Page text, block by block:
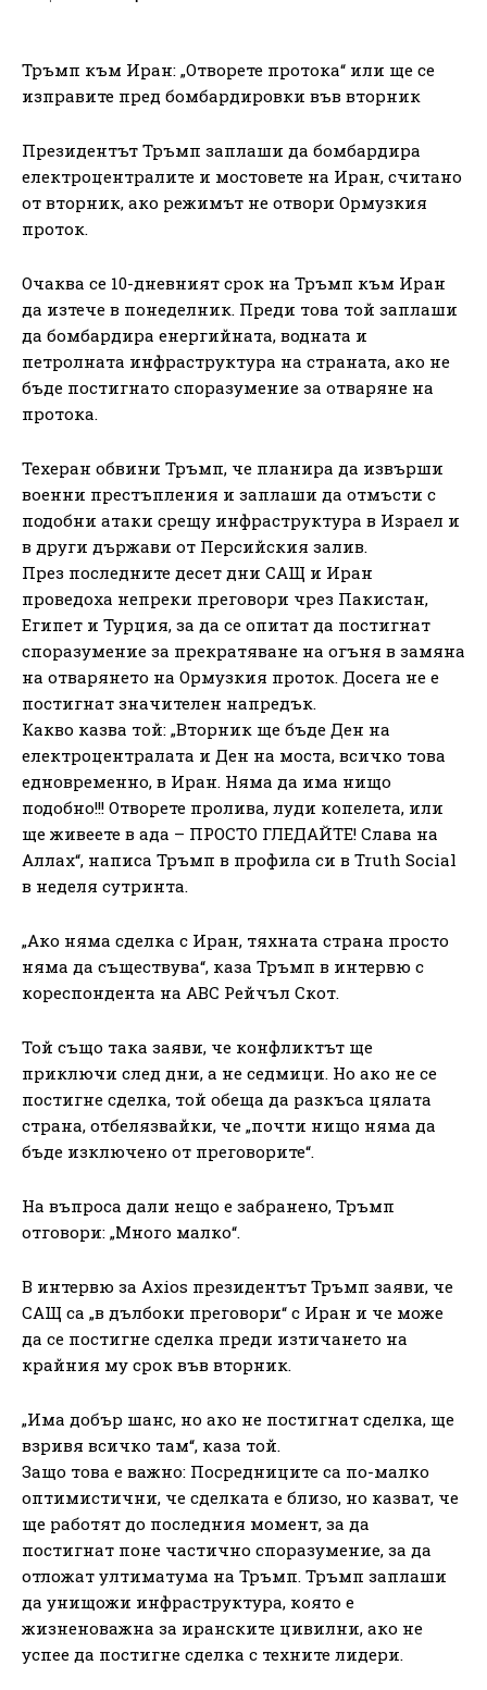
Тръмп към Иран: „Отворете протока“ или ще се
изправите пред бомбардировки във вторник
Президентът Тръмп заплаши да бомбардира
електроцентралите и мостовете на Иран, считано
от вторник, ако режимът не отвори Ормузкия
проток.
Очаква се 10-дневният срок на Тръмп към Иран
да изтече в понеделник. Преди това той заплаши
да бомбардира енергийната, водната и
петролната инфраструктура на страната, ако не
бъде постигнато споразумение за отваряне на
протока.
Техеран обвини Тръмп, че планира да извърши
военни престъпления и заплаши да отмъсти с
подобни атаки срещу инфраструктура в Израел и
в други държави от Персийския залив.
През последните десет дни САЩ и Иран
проведоха непреки преговори чрез Пакистан,
Египет и Турция, за да се опитат да постигнат
споразумение за прекратяване на огъня в замяна
на отварянето на Ормузкия проток. Досега не е
постигнат значителен напредък.
Какво казва той: „Вторник ще бъде Ден на
електроцентралата и Ден на моста, всичко това
едновременно, в Иран. Няма да има нищо
подобно!!! Отворете пролива, луди копелета, или
ще живеете в ада – ПРОСТО ГЛЕДАЙТЕ! Слава на
Аллах“, написа Тръмп в профила си в Truth Social
в неделя сутринта.
„Ако няма сделка с Иран, тяхната страна просто
няма да съществува“, каза Тръмп в интервю с
кореспондента на ABC Рейчъл Скот.
Той също така заяви, че конфликтът ще
приключи след дни, а не седмици. Но ако не се
постигне сделка, той обеща да разкъса цялата
страна, отбелязвайки, че „почти нищо няма да
бъде изключено от преговорите“.
На въпроса дали нещо е забранено, Тръмп
отговори: „Много малко“.
В интервю за Axios президентът Тръмп заяви, че
САЩ са „в дълбоки преговори“ с Иран и че може
да се постигне сделка преди изтичането на
крайния му срок във вторник.
„Има добър шанс, но ако не постигнат сделка, ще
взривя всичко там“, каза той.
Защо това е важно: Посредниците са по-малко
оптимистични, че сделката е близо, но казват, че
ще работят до последния момент, за да
постигнат поне частично споразумение, за да
отложат ултиматума на Тръмп. Тръмп заплаши
да унищожи инфраструктура, която е
жизненоважна за иранските цивилни, ако не
успее да постигне сделка с техните лидери.